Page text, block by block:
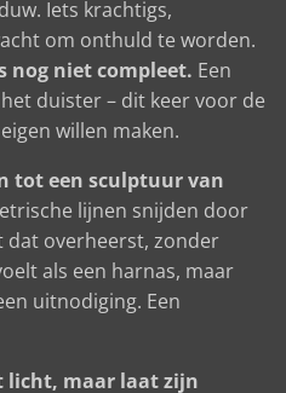
Iets krachtigs,
om onthuld te worden.
nog niet compleet. Een
duister – dit keer voor de
willen maken.
tot een sculptuur van
lijnen snijden door
dat overheerst, zonder
als een harnas, maar
uitnodiging. Een
licht, maar laat zijn